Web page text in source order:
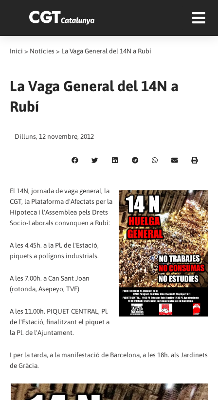
Inici > Notícies > La Vaga General del 14N a Rubí
La Vaga General del 14N a
Rubí
Dilluns, 12 novembre, 2012
El 14N, jornada de vaga general, la
CGT, la Plataforma d'Afectats per la
Hipoteca i l'Assemblea pels Drets
Socio-Laborals convoquen a Rubí:
A les 4.45h. a la Pl. de l'Estació,
piquets a polígons industrials.
A les 7.00h. a Can Sant Joan
(rotonda, Asepeyo, TVE)
A les 11.00h. PIQUET CENTRAL, Pl.
de l'Estació, finalitzant el piquet a
la Pl. de l'Ajuntament.
I per la tarda, a la manifestació de Barcelona, a les 18h. als Jardinets
de Gràcia.